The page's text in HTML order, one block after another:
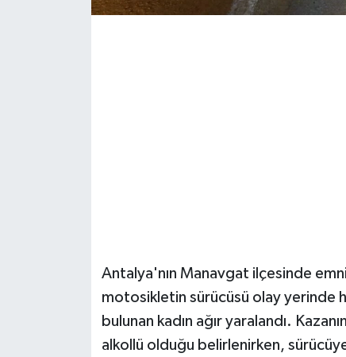
Antalya'nın Manavgat ilçesinde
motosikletin sürücüsü olay yerinde
bulunan kadın ağır yaralandı.
alkollü olduğu belirlenirken,